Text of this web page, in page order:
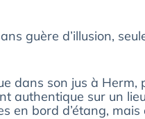
guère d’illusion,
dans son jus à Herm,
authentique sur un
en bord d’étang, mais